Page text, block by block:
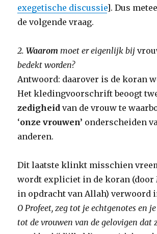
exegetische discussie]. Dus
de volgende vraag.
2.Waarommoet er eigenlijk bij
bedekt worden?
Antwoord: daarover is de koran
Het kledingvoorschrift beoogt
zedigheid van de vrouw te
‘onze vrouwen’ onderscheiden
anderen.
Dit laatste klinkt misschien
wordt expliciet in de koran (door
in opdracht van Allah) verwoord
O Profeet, zeg tot je echtgenotes en
tot de vrouwen van de gelovigen dat